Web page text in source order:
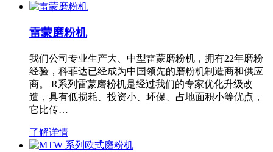
雷蒙磨粉机
我们公司专业生产大、中型雷蒙磨粉机，拥有22年磨粉
经验，科菲达已经成为中国领先的磨粉机制造商和供应
商。 R系列雷蒙磨粉机是经过我们的专家优化升级改
造，具有低损耗、投资小、环保、占地面积小等优点，
它比传…
了解详情